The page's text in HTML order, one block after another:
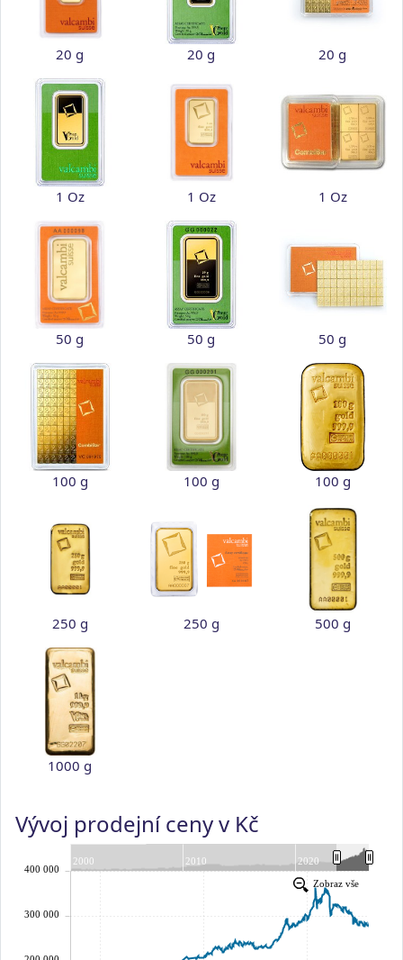
20 g 20 g 20 g
1 Oz 1 Oz 1 Oz
50 g 50 g 50 g
100 g 100 g 100 g
250 g 250 g 500 g
1000 g
Vývoj prodejní ceny v Kč